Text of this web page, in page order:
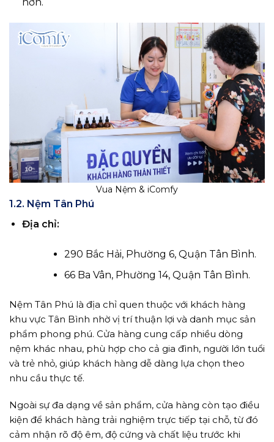
Vua Nệm & iComfy
1.2. Nệm Tân Phú
Địa chỉ:
290 Bắc Hải, Phường 6, Quận Tân Bình.
66 Ba Vân, Phường 14, Quận Tân Bình.
Nệm Tân Phú là địa chỉ quen thuộc với khách hàng
khu vực Tân Bình nhờ vị trí thuận lợi và danh mục sản
phẩm phong phú. Cửa hàng cung cấp nhiều dòng
nệm khác nhau, phù hợp cho cả gia đình, người lớn tuổi
và trẻ nhỏ, giúp khách hàng dễ dàng lựa chọn theo
nhu cầu thực tế.
Ngoài sự đa dạng về sản phẩm, cửa hàng còn tạo điều
kiện để khách hàng trải nghiệm trực tiếp tại chỗ, từ đó
cảm nhận rõ độ êm, độ cứng và chất liệu trước khi